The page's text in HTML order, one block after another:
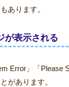
あります。
が表示される
Error」「Please
があります。